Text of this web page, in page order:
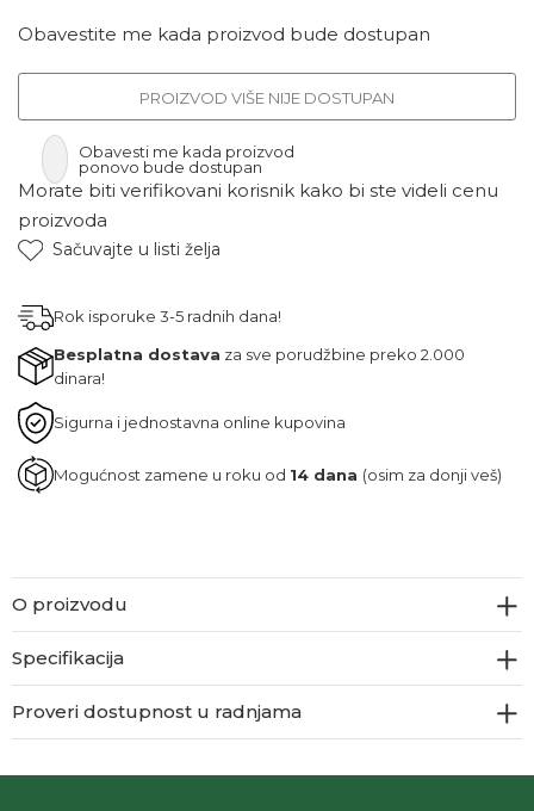
Obavestite me kada proizvod bude dostupan
PROIZVOD VIŠE NIJE DOSTUPAN
Obavesti me kada proizvod
ponovo bude dostupan
Morate biti verifikovani korisnik kako bi ste videli cenu
proizvoda
Sačuvajte u listi želja
Rok isporuke 3-5 radnih dana!
Besplatna dostava za sve porudžbine preko 2.000
dinara!
Sigurna i jednostavna online kupovina
Mogućnost zamene u roku od 14 dana (osim za donji veš)
O proizvodu
Specifikacija
Proveri dostupnost u radnjama